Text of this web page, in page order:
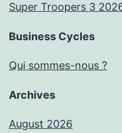
Super Troopers 3
Business Cycles
Qui sommes-nous ?
Archives
August 2026